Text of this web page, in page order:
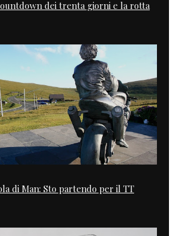
dei trenta giorni e la rotta
di Man: Sto partendo per il TT